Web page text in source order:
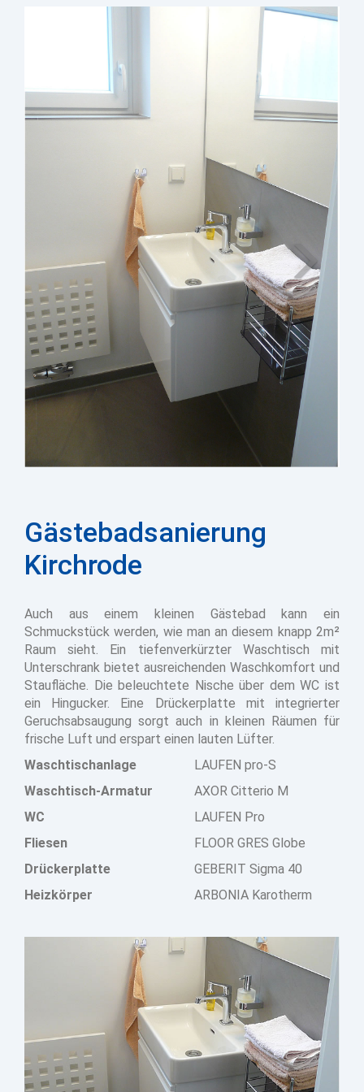
Weiter
Gästebadsanierung
Kirchrode
Auch aus einem kleinen Gästebad kann ein
Schmuckstück werden, wie man an diesem knapp 2m²
Raum sieht. Ein tiefenverkürzter Waschtisch mit
Unterschrank bietet ausreichenden Waschkomfort und
Staufläche. Die beleuchtete Nische über dem WC ist
ein Hingucker. Eine Drückerplatte mit integrierter
Geruchsabsaugung sorgt auch in kleinen Räumen für
frische Luft und erspart einen lauten Lüfter.
Waschtischanlage
LAUFEN pro-S
Waschtisch-Armatur
AXOR Citterio M
WC
LAUFEN Pro
Fliesen
FLOOR GRES Globe
Drückerplatte
GEBERIT Sigma 40
Heizkörper
ARBONIA Karotherm